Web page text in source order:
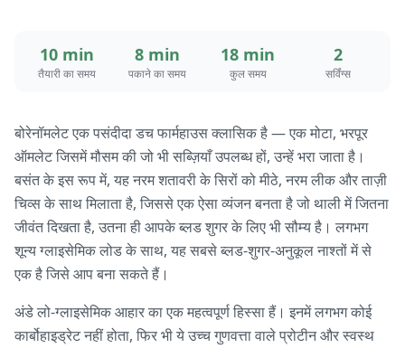
10 min
तैयारी का समय
8 min
पकाने का समय
18 min
कुल समय
2
सर्विंग्स
बोरेनॉमलेट एक पसंदीदा डच फार्महाउस क्लासिक है — एक मोटा, भरपूर
ऑमलेट जिसमें मौसम की जो भी सब्ज़ियाँ उपलब्ध हों, उन्हें भरा जाता है।
बसंत के इस रूप में, यह नरम शतावरी के सिरों को मीठे, नरम लीक और ताज़ी
चिव्स के साथ मिलाता है, जिससे एक ऐसा व्यंजन बनता है जो थाली में जितना
जीवंत दिखता है, उतना ही आपके ब्लड शुगर के लिए भी सौम्य है। लगभग
शून्य ग्लाइसेमिक लोड के साथ, यह सबसे ब्लड-शुगर-अनुकूल नाश्तों में से
एक है जिसे आप बना सकते हैं।
अंडे लो-ग्लाइसेमिक आहार का एक महत्वपूर्ण हिस्सा हैं। इनमें लगभग कोई
कार्बोहाइड्रेट नहीं होता, फिर भी ये उच्च गुणवत्ता वाले प्रोटीन और स्वस्थ